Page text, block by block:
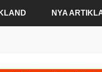
NYA